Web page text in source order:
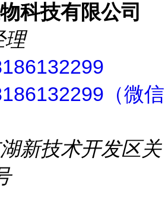
科技有限公司
理
（微信
新技术开发区关